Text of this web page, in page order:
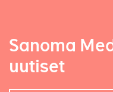
Sanoma
uutiset